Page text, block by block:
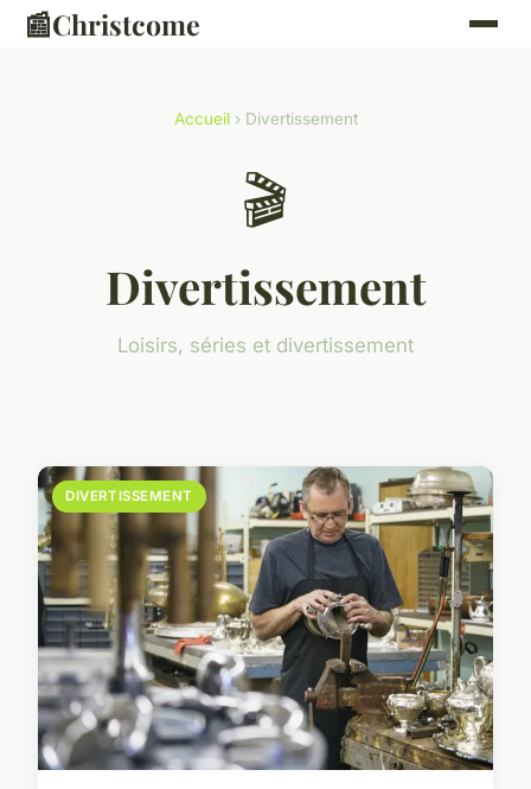
📰Christcome
Accueil› Divertissement
🎬
Divertissement
Loisirs, séries et divertissement
DIVERTISSEMENT